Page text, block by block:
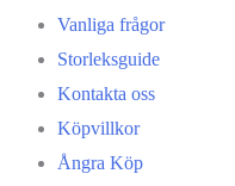
Vanliga frågor
Storleksguide
Kontakta oss
Köpvillkor
Ångra Köp